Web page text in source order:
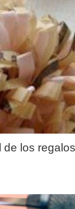
los